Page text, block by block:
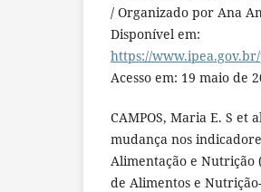
/ Organizado por Ana
Disponível em:
https://
Acesso em: 19 maio de
CAMPOS, Maria E. S
mudança nos
Alimentação e Nutrição
de Alimentos e Nutrição-